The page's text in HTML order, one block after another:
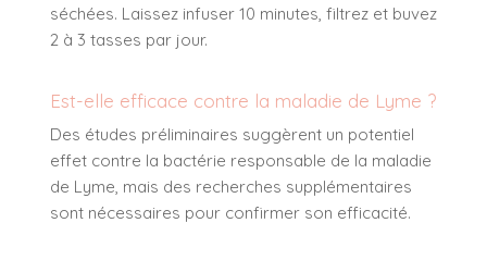
séchées. Laissez infuser 10 minutes, filtrez et buvez
2 à 3 tasses par jour.
Est-elle efficace contre la maladie de Lyme ?
Des études préliminaires suggèrent un potentiel
effet contre la bactérie responsable de la maladie
de Lyme, mais des recherches supplémentaires
sont nécessaires pour confirmer son efficacité.